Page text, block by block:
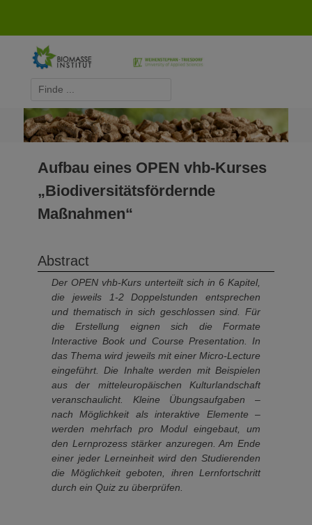
springen
E-
Mail
Telefon
Biomasse-Institut Triesdorf
Suchen
Aufbau eines OPEN vhb-Kurses
„Biodiversitätsfördernde
Maßnahmen“
Abstract
Der OPEN vhb-Kurs unterteilt sich in 6 Kapitel,
die jeweils 1-2 Doppelstunden entsprechen
und thematisch in sich geschlossen sind. Für
die Erstellung eignen sich die Formate
Interactive Book und Course Presentation. In
das Thema wird jeweils mit einer Micro-Lecture
eingeführt. Die Inhalte werden mit Beispielen
aus der mitteleuropäischen Kulturlandschaft
veranschaulicht. Kleine Übungsaufgaben –
nach Möglichkeit als interaktive Elemente –
werden mehrfach pro Modul eingebaut, um
den Lernprozess stärker anzuregen. Am Ende
einer jeder Lerneinheit wird den Studierenden
die Möglichkeit geboten, ihren Lernfortschritt
durch ein Quiz zu überprüfen.